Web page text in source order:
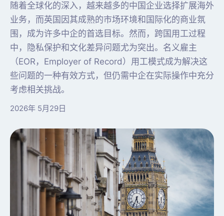
随着全球化的深入，越来越多的中国企业选择扩展海外
业务，而英国因其成熟的市场环境和国际化的商业氛
围，成为许多中企的首选目标。然而，跨国用工过程
中，隐私保护和文化差异问题尤为突出。名义雇主
（EOR，Employer of Record）用工模式成为解决这
些问题的一种有效方式，但仍需中企在实际操作中充分
考虑相关挑战。
2026年 5月29日